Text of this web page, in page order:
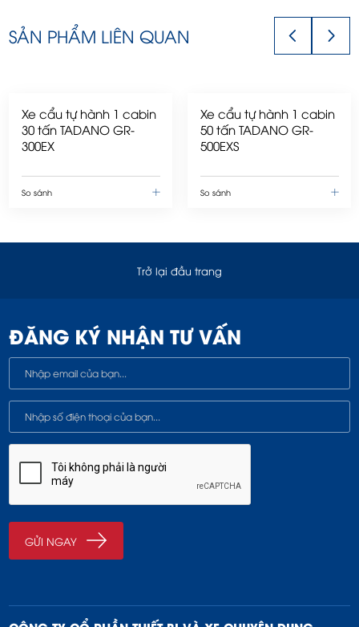
SẢN PHẨM LIÊN QUAN
Xe cẩu tự hành 1 cabin
30 tấn TADANO GR-
300EX
So sánh
Xe cẩu tự hành 1 cabin
50 tấn TADANO GR-
500EXS
So sánh
Trở lại đầu trang
ĐĂNG KÝ NHẬN TƯ VẤN